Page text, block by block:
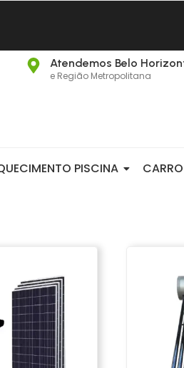
Atendemos Belo
e Região Metropolitana
PISCINA